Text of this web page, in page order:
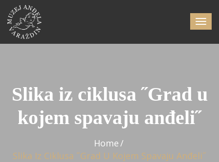
Slika iz ciklusa ˝Grad u
kojem spavaju anđeli˝
Home
Slika Iz Ciklusa ˝Grad U Kojem Spavaju Anđeli˝